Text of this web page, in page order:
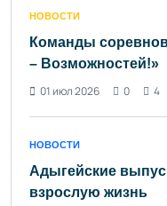
НОВОСТИ
Команды
– Возможностей!»
01 июл 2026
0 4
НОВОСТИ
Адыгейские
взрослую жизнь